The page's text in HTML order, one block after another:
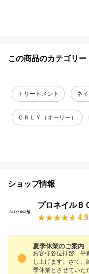
この商品のカテゴリー
トリートメント ネ
ＯＲＬＹ（オーリー）
ショップ情報
プロネイルＢ
夏季休業のご案内
お客様各位拝啓 平
し上げます。さて、
季休業とさせていた